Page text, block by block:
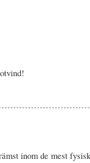
inom de mest